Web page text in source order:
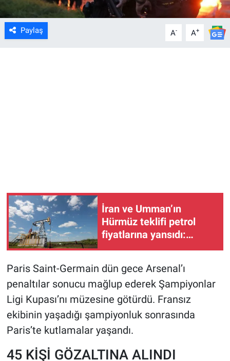
Paylaş A- A+
İran ve Umman’ın
Hürmüz teklifi petrol
fiyatlarına yansıdı:
Paris Saint-Germain dün gece Arsenal’ı
penaltılar sonucu mağlup ederek Şampiyonlar
Ligi Kupası’nı müzesine götürdü. Fransız
ekibinin yaşadığı şampiyonluk sonrasında
Paris’te kutlamalar yaşandı.
45 KİŞİ GÖZALTINA ALINDI